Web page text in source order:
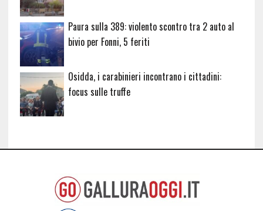
Paura sulla 389: violento scontro tra 2 auto al
bivio per Fonni, 5 feriti
Osidda, i carabinieri incontrano i cittadini:
focus sulle truffe